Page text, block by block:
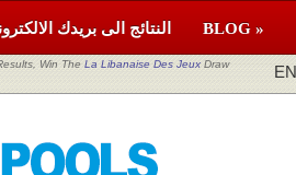
النتائج الى بريدك BLOG »
Win The La Libanaise Des Jeux Draw
EN